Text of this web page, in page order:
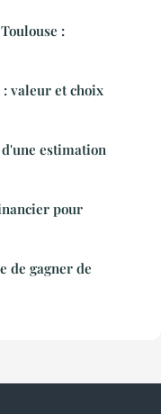
:
: valeur et choix
estimation
pour
de gagner de